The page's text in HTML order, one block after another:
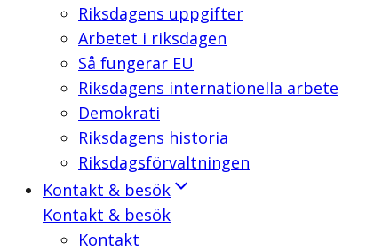
Riksdagens uppgifter
Arbetet i riksdagen
Så fungerar EU
Riksdagens internationella arbete
Demokrati
Riksdagens historia
Riksdagsförvaltningen
Kontakt & besök
Kontakt & besök
Kontakt